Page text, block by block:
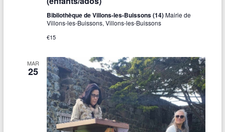
e
r
r
i
t
u
r
e
:
«
Bibliothèque de Villons-les-Buissons (14)Mairie de
Villons-les-Buissons, Villons-les-Buissons
€15
MAR
25